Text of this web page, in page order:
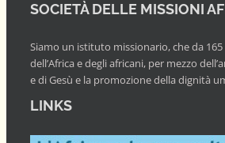
SOCIETÀ DELLE MISSIONI
Siamo un istituto missionario, che da 165
dell’Africa e degli africani, per mezzo
e di Gesù e la promozione della dignità
LINKS